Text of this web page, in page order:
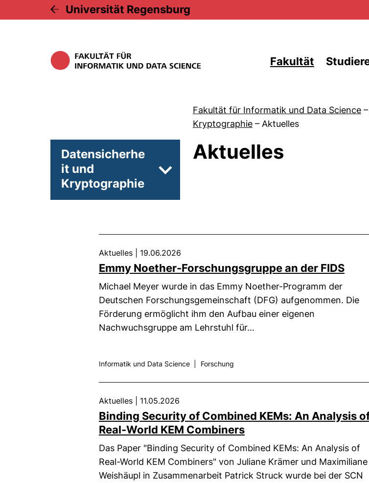
Universität Regensburg
Fakultät
Fakultät für Informatik und Data Science –
Kryptographie – Aktuelles
Datensicherhe
it und
Kryptographie
Unterseiten von Aktuelles
Aktuelles
Emmy Noether-Forschungsgruppe an der FIDS
Aktuelles 19.06.2026
Michael Meyer wurde in das Emmy Noether-Programm der
Deutschen Forschungsgemeinschaft (DFG) aufgenommen. Die
Förderung ermöglicht ihm den Aufbau einer eigenen
Nachwuchsgruppe am Lehrstuhl für…
Informatik und Data Science Forschung
Binding Security of Combined KEMs: An Analysis
Real-World KEM Combiners
Aktuelles 11.05.2026
Das Paper "Binding Security of Combined KEMs: An Analysis of
Real-World KEM Combiners" von Juliane Krämer und Maximiliane
Weishäupl in Zusammenarbeit Patrick Struck wurde bei der SCN